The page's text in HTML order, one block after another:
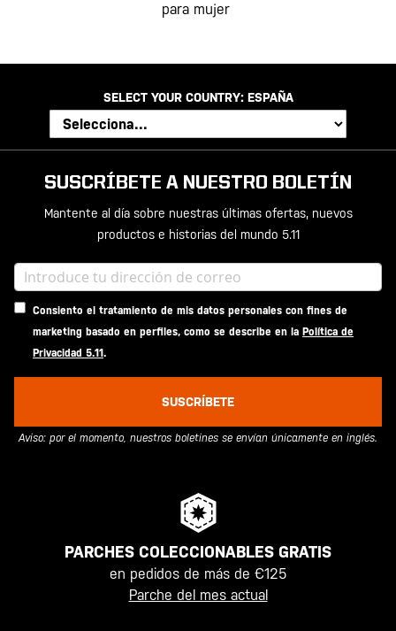
para mujer
SELECT YOUR COUNTRY: ESPAÑA
SUSCRÍBETE A NUESTRO BOLETÍN
Mantente al día sobre nuestras últimas ofertas, nuevos
productos e historias del mundo 5.11
Consiento el tratamiento de mis datos personales con fines de
marketing basado en perfiles, como se describe en la Política de
Privacidad 5.11.
SUSCRÍBETE
Aviso: por el momento, nuestros boletines se envían únicamente en inglés.
PARCHES COLECCIONABLES GRATIS
en pedidos de más de €125
Parche del mes actual